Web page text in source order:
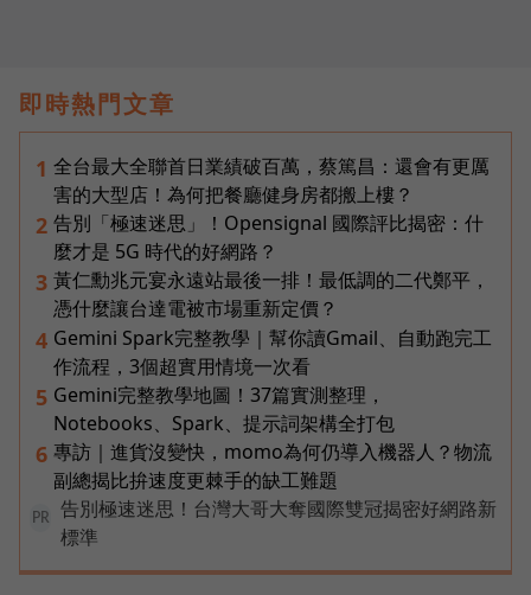
即時熱門文章
1 全台最大全聯首日業績破百萬，蔡篤昌：還會有更厲
害的大型店！為何把餐廳健身房都搬上樓？
2 告別「極速迷思」！Opensignal 國際評比揭密：什
麼才是 5G 時代的好網路？
3 黃仁勳兆元宴永遠站最後一排！最低調的二代鄭平，
憑什麼讓台達電被市場重新定價？
4 Gemini Spark完整教學｜幫你讀Gmail、自動跑完工
作流程，3個超實用情境一次看
5 Gemini完整教學地圖！37篇實測整理，
Notebooks、Spark、提示詞架構全打包
6 專訪｜進貨沒變快，momo為何仍導入機器人？物流
副總揭比拚速度更棘手的缺工難題
PR
告別極速迷思！台灣大哥大奪國際雙冠揭密好網路新
標準